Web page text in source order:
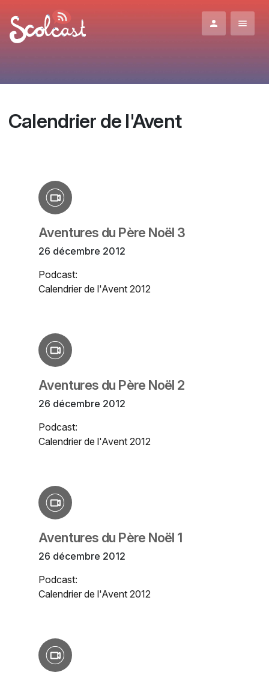
Calendrier de l'Avent
Aventures du Père Noël 3
26 décembre 2012
Podcast:
Calendrier de l'Avent 2012
Aventures du Père Noël 2
26 décembre 2012
Podcast:
Calendrier de l'Avent 2012
Aventures du Père Noël 1
26 décembre 2012
Podcast:
Calendrier de l'Avent 2012